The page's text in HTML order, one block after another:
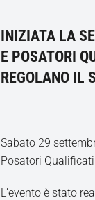
INIZIATA LA
E POSATORI
REGOLANO IL
Sabato 29
Posatori
L’evento è stato